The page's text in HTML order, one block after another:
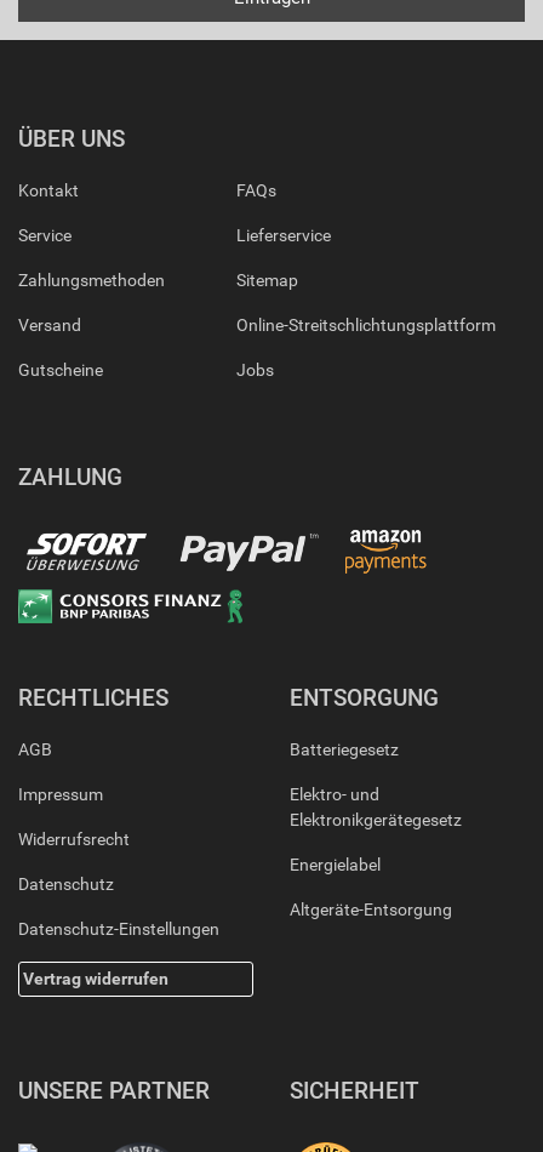
ÜBER UNS
Kontakt
Service
Zahlungsmethoden
Versand
Gutscheine
FAQs
Lieferservice
Sitemap
Online-Streitschlichtungsplattform
Jobs
ZAHLUNG
RECHTLICHES
AGB
Impressum
Widerrufsrecht
Datenschutz
Datenschutz-Einstellungen
Vertrag widerrufen
ENTSORGUNG
Batteriegesetz
Elektro- und
Elektronikgerätegesetz
Energielabel
Altgeräte-Entsorgung
UNSERE PARTNER SICHERHEIT